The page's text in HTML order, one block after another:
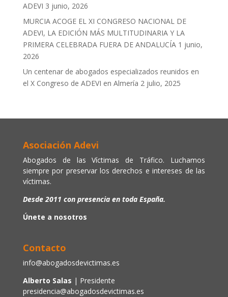
ADEVI 3 junio, 2026
MURCIA ACOGE EL XI CONGRESO NACIONAL DE
ADEVI, LA EDICIÓN MÁS MULTITUDINARIA Y LA
PRIMERA CELEBRADA FUERA DE ANDALUCÍA 1 junio,
2026
Un centenar de abogados especializados reunidos en
el X Congreso de ADEVI en Almería 2 julio, 2025
Asociación Adevi
Abogados de las Víctimas de Tráfico. Luchamos
siempre por preservar los derechos e intereses de las
víctimas.
Desde 2011 con presencia en toda España.
Únete a nosotros
Contacto
info@abogadosdevictimas.es
Alberto Salas | Presidente
presidencia@abogadosdevictimas.es